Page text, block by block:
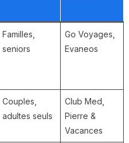
Familles,
seniors
Go Voyages,
Evaneos
Couples,
adultes seuls
Club Med,
Pierre &
Vacances